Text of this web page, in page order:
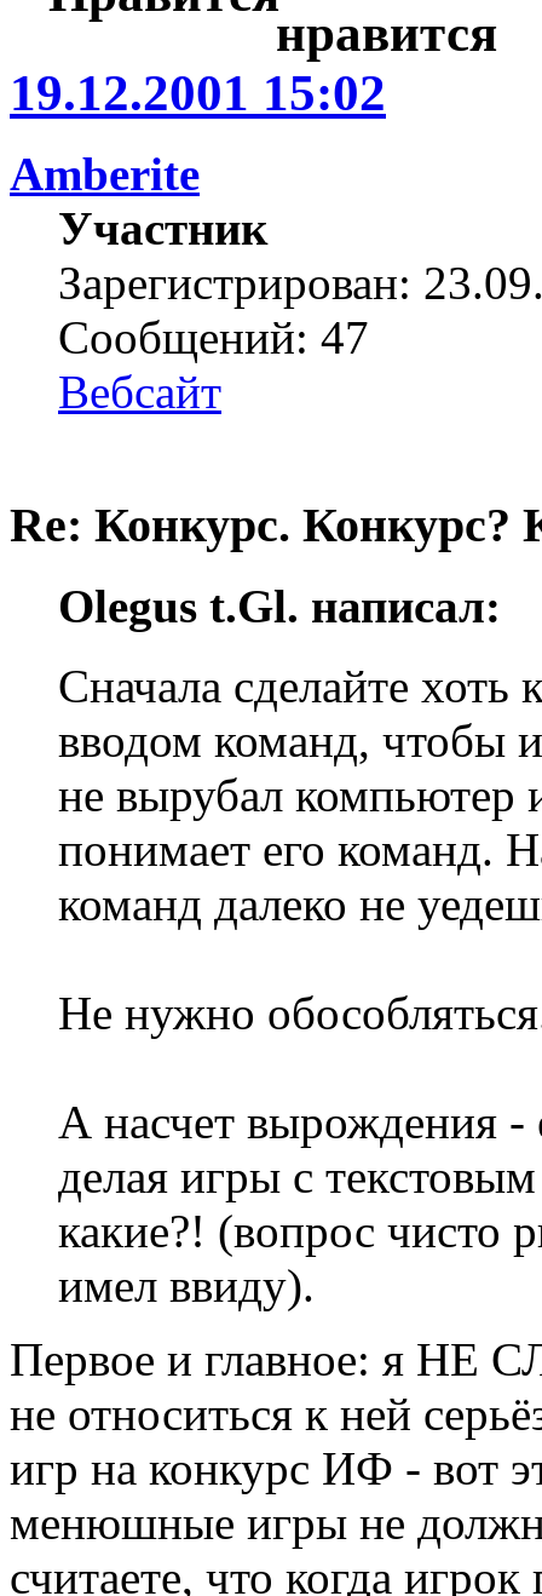
19.12.2001 15:02
Amberite
Участник
Зарегистрирован:
Сообщений: 47
Вебсайт
Re: Конкурс. Конкурс?
Olegus t.Gl. написал:
Сначала сделайте
вводом команд, чтобы
не вырубал компьютер
понимает его команд.
команд далеко не
Не нужно
А насчет вырождения -
делая игры с
какие?! (вопрос чисто
имел ввиду).
Первое и главное: я НЕ
не относиться к ней
игр на конкурс ИФ - вот
менюшные игры не
считаете, что когда